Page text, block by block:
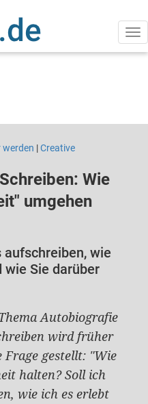
|Creative
Wie
umgehen
wie
wie Sie darüber
Autobiografie
wird früher
gestellt: "Wie
halten? Soll ich
wie ich es erlebt